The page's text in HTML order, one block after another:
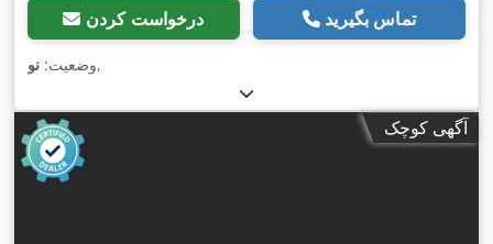
درخواست کردن تماس بگیرید
وضعیت: نو ,
آگهی کوچک